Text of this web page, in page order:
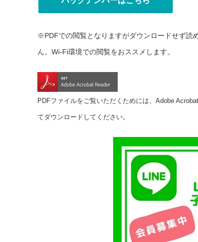
※PDFでの閲覧となりますがダウンロードせず読
ん。Wi-Fi環境での閲覧をおススメします。
PDFファイルをご覧いただくためには、Adobe
てダウンロードしてください。